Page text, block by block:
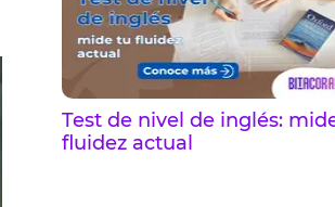
Test de nivel de inglés:
fluidez actual